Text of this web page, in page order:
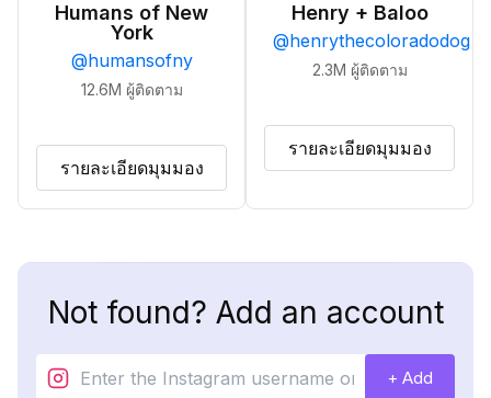
Humans of New
York
@humansofny
12.6M ผู้ติดตาม
รายละเอียดมุมมอง
Henry + Baloo
@henrythecoloradodog
2.3M ผู้ติดตาม
รายละเอียดมุมมอง
Not found? Add an account
+ Add